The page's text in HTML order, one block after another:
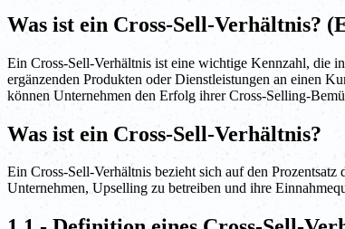
Was ist ein Cross-Sell-Verhältnis?
Ein Cross-Sell-Verhältnis ist eine wichtige Kennzahl, die
ergänzenden Produkten oder Dienstleistungen an einen
können Unternehmen den Erfolg ihrer Cross-Selling-
Was ist ein Cross-Sell-Verhältnis?
Ein Cross-Sell-Verhältnis bezieht sich auf den
Unternehmen, Upselling zu betreiben und ihre